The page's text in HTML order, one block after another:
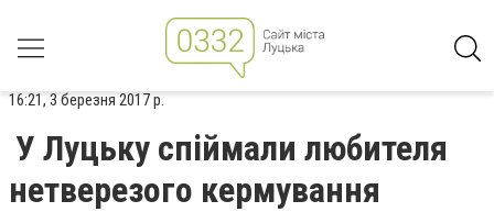
16:21, 3 березня 2017 р.
У Луцьку спіймали любителя
нетверезого кермування